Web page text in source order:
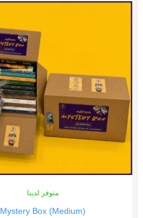
متوفر لدينا
Mystery Box (Medium)